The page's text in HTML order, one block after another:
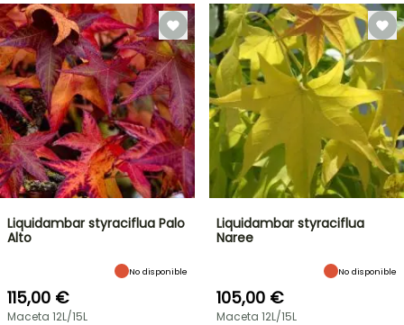
Liquidambar styraciflua Palo
Alto
No disponible
115,00 €
Maceta 12L/15L
Liquidambar styraciflua
Naree
No disponible
105,00 €
Maceta 12L/15L